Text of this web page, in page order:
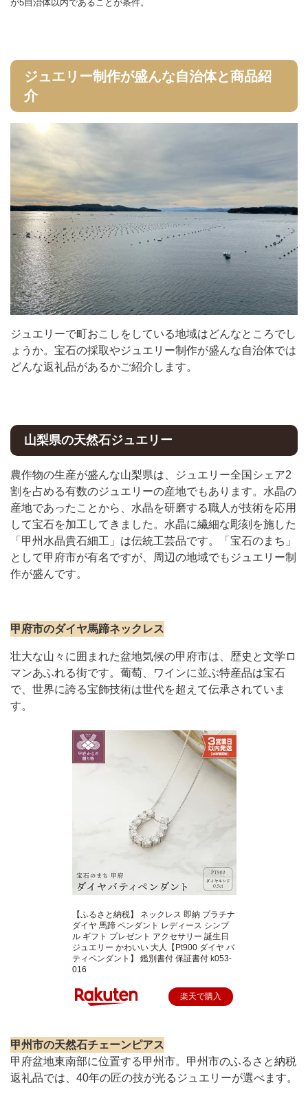
が5自治体以内であることが条件。
ジュエリー制作が盛んな自治体と商品紹
介
ジュエリーで町おこしをしている地域はどんなところでし
ょうか。宝石の採取やジュエリー制作が盛んな自治体では
どんな返礼品があるかご紹介します。
山梨県の天然石ジュエリー
農作物の生産が盛んな山梨県は、ジュエリー全国シェア2
割を占める有数のジュエリーの産地でもあります。水晶の
産地であったことから、水晶を研磨する職人が技術を応用
して宝石を加工してきました。水晶に繊細な彫刻を施した
「甲州水晶貴石細工」は伝統工芸品です。「宝石のまち」
として甲府市が有名ですが、周辺の地域でもジュエリー制
作が盛んです。
甲府市のダイヤ馬蹄ネックレス
壮大な山々に囲まれた盆地気候の甲府市は、歴史と文学ロ
マンあふれる街です。葡萄、ワインに並ぶ特産品は宝石
で、世界に誇る宝飾技術は世代を超えて伝承されていま
す。
【ふるさと納税】 ネックレス 即納 プラチナ
ダイヤ 馬蹄 ペンダント レディース シンプ
ル ギフト プレゼント アクセサリー 誕生日
ジュエリー かわいい 大人【Pt900 ダイヤ バ
ティペンダント】 鑑別書付 保証書付 k053-
016
楽天で購入
甲州市の天然石チェーンピアス
甲府盆地東南部に位置する甲州市。甲州市のふるさと納税
返礼品では、40年の匠の技が光るジュエリーが選べます。